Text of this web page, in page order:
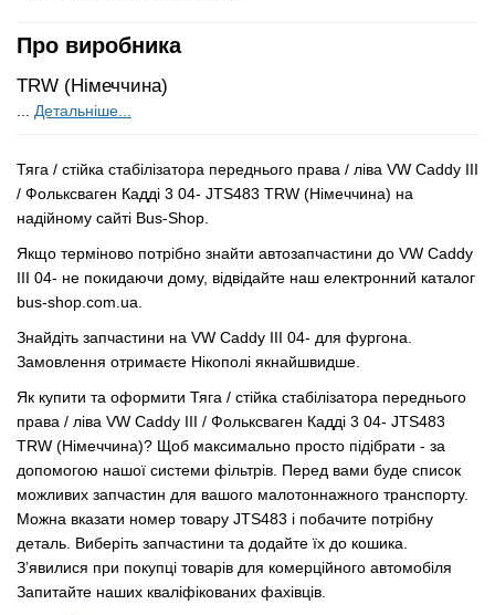
Про виробника
TRW (Німеччина)
Детальніше...
Тяга / стійка стабілізатора переднього права / ліва VW Caddy III
/ Фольксваген Кадді 3 04- JTS483 TRW (Німеччина) на
надійному сайті Bus-Shop.
Якщо терміново потрібно знайти автозапчастини до VW Caddy
III 04- не покидаючи дому, відвідайте наш електронний каталог
bus-shop.com.ua.
Знайдіть запчастини на VW Caddy III 04- для фургона.
Замовлення отримаєте Нікополі якнайшвидше.
Як купити та оформити Тяга / стійка стабілізатора переднього
права / ліва VW Caddy III / Фольксваген Кадді 3 04- JTS483
TRW (Німеччина)? Щоб максимально просто підібрати - за
допомогою нашої системи фільтрів. Перед вами буде список
можливих запчастин для вашого малотоннажного транспорту.
Можна вказати номер товару JTS483 і побачите потрібну
деталь. Виберіть запчастини та додайте їх до кошика.
З’явилися при покупці товарів для комерційного автомобіля
Запитайте наших кваліфікованих фахівців.